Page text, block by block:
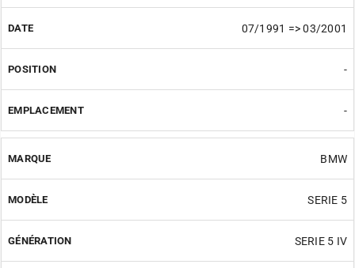
07/1991 => 03/2001
-
-
BMW
SERIE 5
SERIE 5 IV